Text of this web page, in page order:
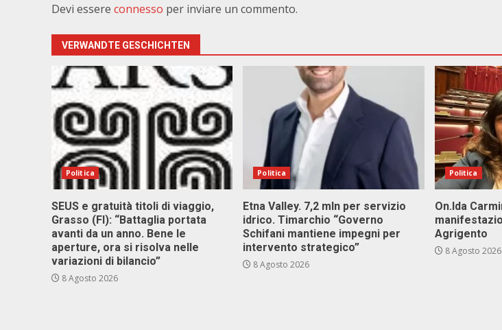
Devi essere connesso per inviare un commento.
VERWANDTE GESCHICHTEN
Politica
SEUS e gratuità titoli di viaggio,
Grasso (FI): “Battaglia portata
avanti da un anno. Bene le
aperture, ora si risolva nelle
variazioni di bilancio”
8 Agosto 2026
Politica
Etna Valley. 7,2 mln per servizio
idrico. Timarchio “Governo
Schifani mantiene impegni per
intervento strategico”
8 Agosto 2026
Politica
On.Ida
Agrigento
8 Agosto 2026